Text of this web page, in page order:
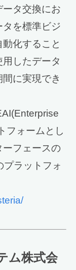
タ交換にお
を標準ビジ
化すること
したデータ
に実現でき
フォームとし
フェースの
ラットフォ
ム株式会